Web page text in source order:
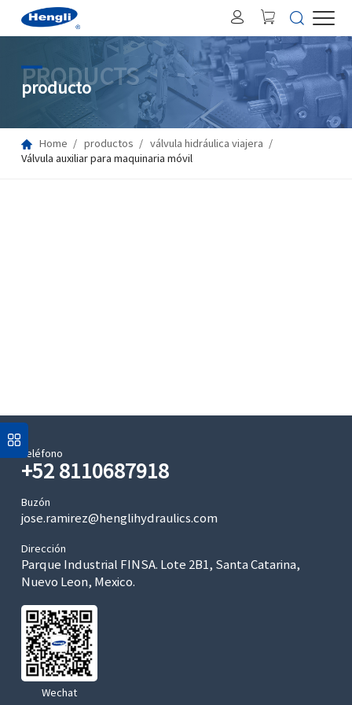
PRODUCTS
producto
Home productos
válvula hidráulica viajera
Válvula auxiliar para maquinaria móvil
Teléfono
+52 8110687918
Buzón
jose.ramirez@henglihydraulics.com
Dirección
Parque Industrial FINSA. Lote 2B1, Santa Catarina,
Nuevo Leon, Mexico.
Wechat